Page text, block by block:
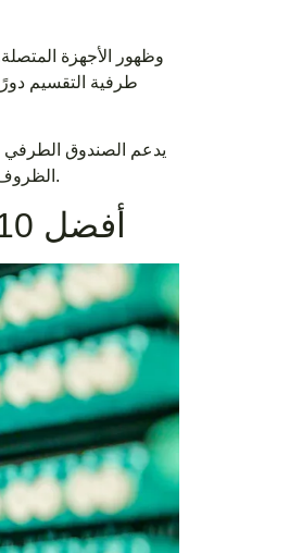
طرفية التقسيم
يدعم الصندوق الطرفي
الظروف القاسية. مع تطور الشبكات، يظل هذا الجهاز ضروريًا لتوفير اتصال عالي السرعة وموثوق ومقاوم للمستقبل.